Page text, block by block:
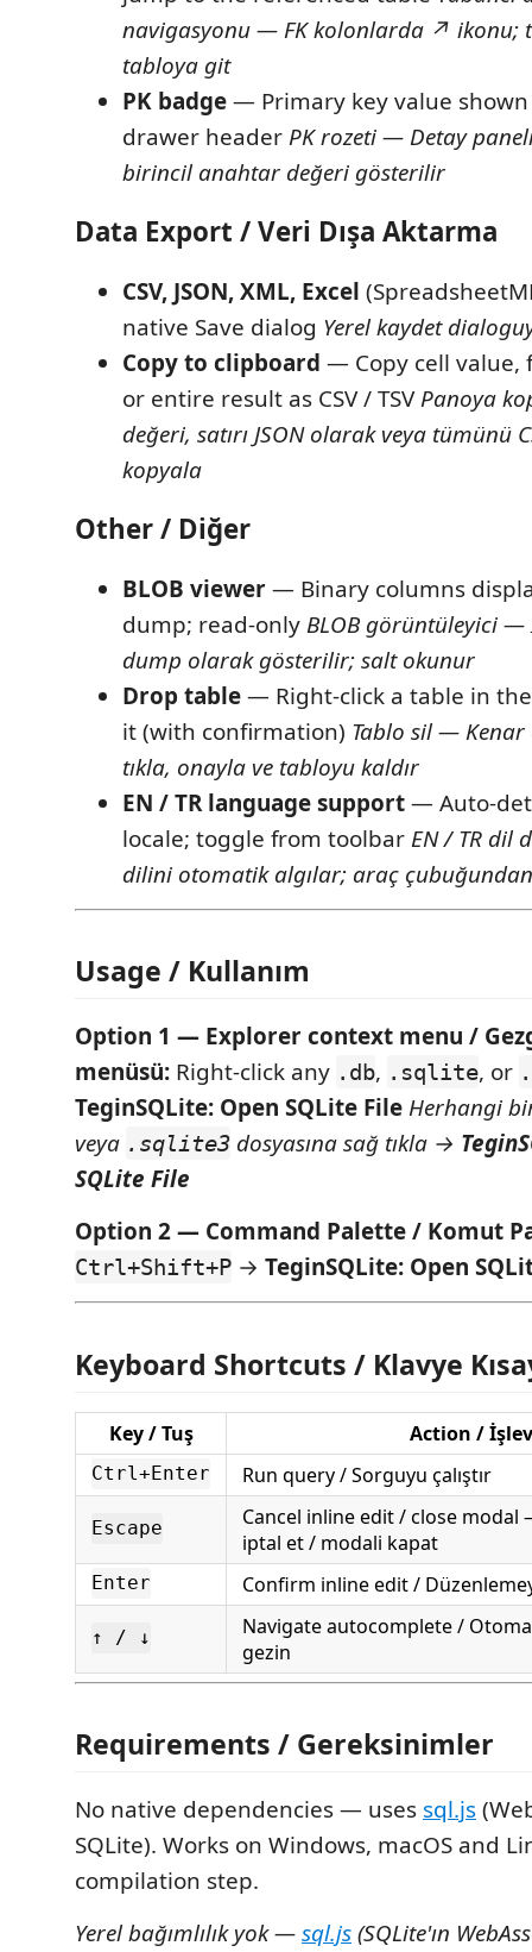
navigasyonu — FK kolonlarda ↗ ikonu;
tabloya git
PK badge— Primary key value
drawer headerPK rozeti — Detay
birincil anahtar değeri gösterilir
Data Export / Veri Dışa Aktarma
CSV, JSON, XML, Excel
native Save dialog Yerel kaydet
Copy to clipboard — Copy cell value,
or entire result as CSV / TSVPanoya
değeri, satırı JSON olarak veya tümünü
kopyala
Other / Diğer
BLOB viewer— Binary columns
dump; read-onlyBLOB görüntüleyici
dump olarak gösterilir; salt okunur
Drop table— Right-click a table in
it (with confirmation) Tablo sil —
tıkla, onayla ve tabloyu kaldır
EN / TR language support— Auto-
locale; toggle from toolbarEN / TR dil
dilini otomatik algılar; araç
Usage / Kullanım
Option 1 — Explorer context menu /
menüsü: Right-click any .db, .sqlite, or
TeginSQLite: Open SQLite File Herhangi
veya .sqlite3 dosyasına sağ tıkla →
SQLite File
Option 2 — Command Palette / Komut
Ctrl+Shift+P → TeginSQLite: Open
Keyboard Shortcuts / Klavye
Key / Tuş Action / İşlev
Ctrl+Enter Run query / Sorguyu çalıştır
Escape
Cancel inline edit / close modal
iptal et / modali kapat
Enter Confirm inline edit /
↑ / ↓
Navigate autocomplete /
gezin
Requirements / Gereksinimler
No native dependencies — uses sql.js
SQLite). Works on Windows, macOS and
compilation step.
Yerel bağımlılık yok —sql.js(SQLite'ın